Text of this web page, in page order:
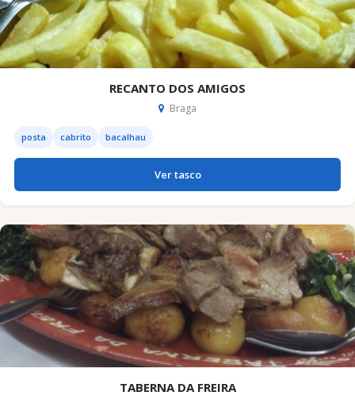
RECANTO DOS AMIGOS
Braga
posta cabrito bacalhau
Ver tasco
TABERNA DA FREIRA